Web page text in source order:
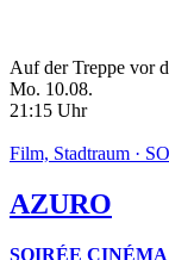
Auf der Treppe vor
Mo. 10.08.
21:15 Uhr
Film, Stadtraum ·
AZURO
SOIRÉE CINÉMA